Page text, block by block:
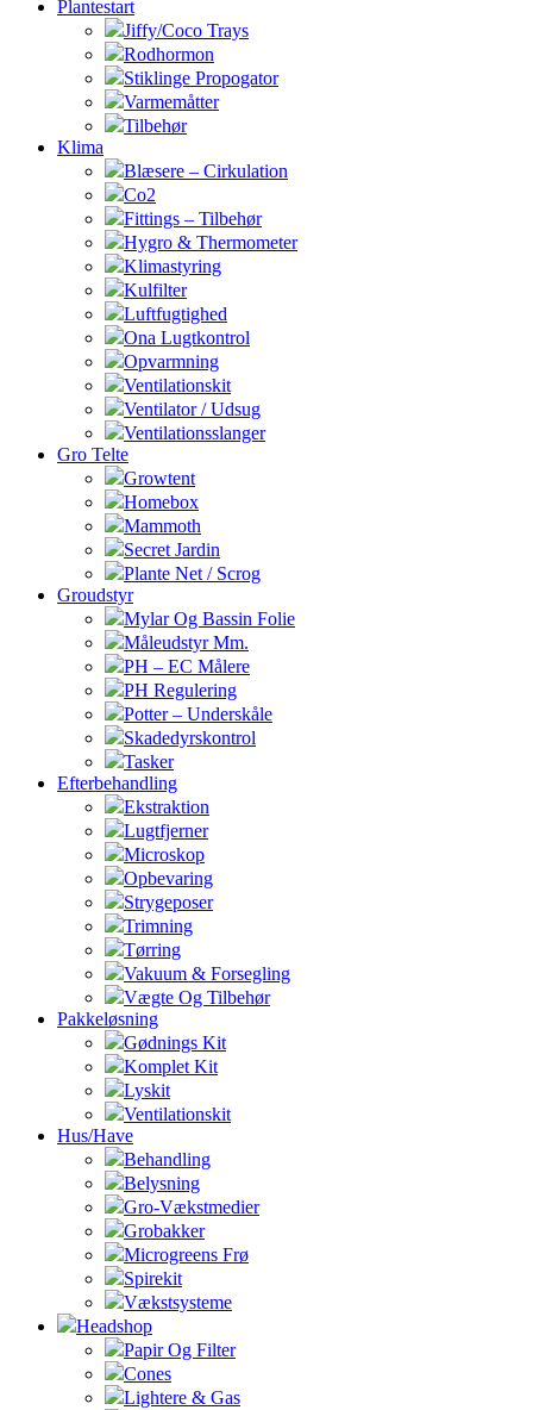
Plantestart
Jiffy/Coco Trays
Rodhormon
Stiklinge Propogator
Varmemåtter
Tilbehør
Klima
Blæsere – Cirkulation
Co2
Fittings – Tilbehør
Hygro & Thermometer
Klimastyring
Kulfilter
Luftfugtighed
Ona Lugtkontrol
Opvarmning
Ventilationskit
Ventilator / Udsug
Ventilationsslanger
Gro Telte
Growtent
Homebox
Mammoth
Secret Jardin
Plante Net / Scrog
Groudstyr
Mylar Og Bassin Folie
Måleudstyr Mm.
PH – EC Målere
PH Regulering
Potter – Underskåle
Skadedyrskontrol
Tasker
Efterbehandling
Ekstraktion
Lugtfjerner
Microskop
Opbevaring
Strygeposer
Trimning
Tørring
Vakuum & Forsegling
Vægte Og Tilbehør
Pakkeløsning
Gødnings Kit
Komplet Kit
Lyskit
Ventilationskit
Hus/Have
Behandling
Belysning
Gro-Vækstmedier
Grobakker
Microgreens Frø
Spirekit
Vækstsysteme
Headshop
Papir Og Filter
Cones
Lightere & Gas